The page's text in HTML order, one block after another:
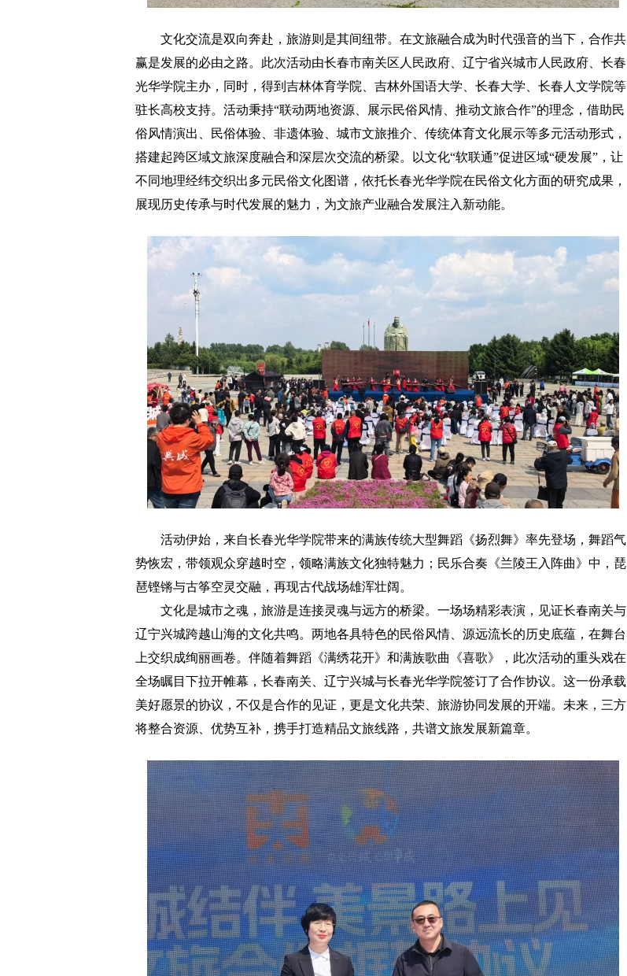
文化交流是双向奔赴，旅游则是其间纽带。在文旅融合成为时代强音的当下，合作共
赢是发展的必由之路。此次活动由长春市南关区人民政府、辽宁省兴城市人民政府、长春
光华学院主办，同时，得到吉林体育学院、吉林外国语大学、长春大学、长春人文学院等
驻长高校支持。活动秉持“联动两地资源、展示民俗风情、推动文旅合作”的理念，借助民
俗风情演出、民俗体验、非遗体验、城市文旅推介、传统体育文化展示等多元活动形式，
搭建起跨区域文旅深度融合和深层次交流的桥梁。以文化“软联通”促进区域“硬发展”，让
不同地理经纬交织出多元民俗文化图谱，依托长春光华学院在民俗文化方面的研究成果，
展现历史传承与时代发展的魅力，为文旅产业融合发展注入新动能。
活动伊始，来自长春光华学院带来的满族传统大型舞蹈《扬烈舞》率先登场，舞蹈气
势恢宏，带领观众穿越时空，领略满族文化独特魅力；民乐合奏《兰陵王入阵曲》中，琵
琶铿锵与古筝空灵交融，再现古代战场雄浑壮阔。
文化是城市之魂，旅游是连接灵魂与远方的桥梁。一场场精彩表演，见证长春南关与
辽宁兴城跨越山海的文化共鸣。两地各具特色的民俗风情、源远流长的历史底蕴，在舞台
上交织成绚丽画卷。伴随着舞蹈《满绣花开》和满族歌曲《喜歌》，此次活动的重头戏在
全场瞩目下拉开帷幕，长春南关、辽宁兴城与长春光华学院签订了合作协议。这一份承载
美好愿景的协议，不仅是合作的见证，更是文化共荣、旅游协同发展的开端。未来，三方
将整合资源、优势互补，携手打造精品文旅线路，共谱文旅发展新篇章。